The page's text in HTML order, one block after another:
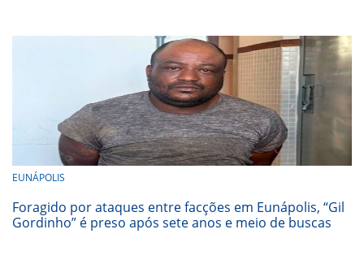
EUNÁPOLIS
Foragido por ataques entre facções em Eunápolis, “Gil
Gordinho” é preso após sete anos e meio de buscas